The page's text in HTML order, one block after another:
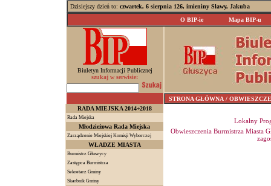
Dzisiejszy dzień to: czwartek, 6 sierpnia 126, imieniny Sławy, Jakuba
O BIP-ie
Mapa BIP-u
Biuletyn Informacji Publicznej
szukaj w serwisie:
STRONA GŁÓWNA /
RADA MIEJSKA 2014÷2018
Rada Miejska
Młodzieżowa Rada Miejska
Zarządzenie Miejskiej Komisji Wyborczej
WŁADZE MIASTA
Burmistrz Głuszycy
Zastępca Burmistrza
Sekretarz Gminy
Skarbnik Gminy
Lokalny
Obwieszczenia Burmistrza Miasta